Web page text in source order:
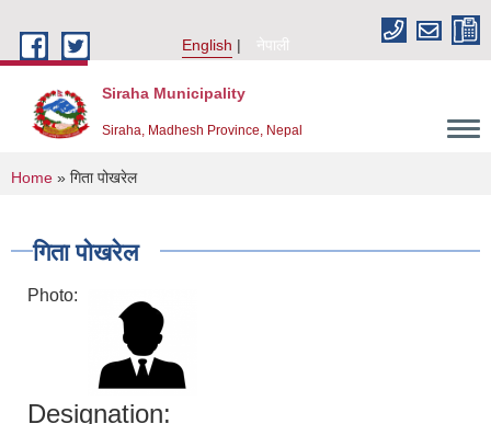
English
नेपाली
Siraha Municipality
Siraha, Madhesh Province, Nepal
You are here
Home » गिता पोखरेल
गिता पोखरेल
Photo:
Designation: